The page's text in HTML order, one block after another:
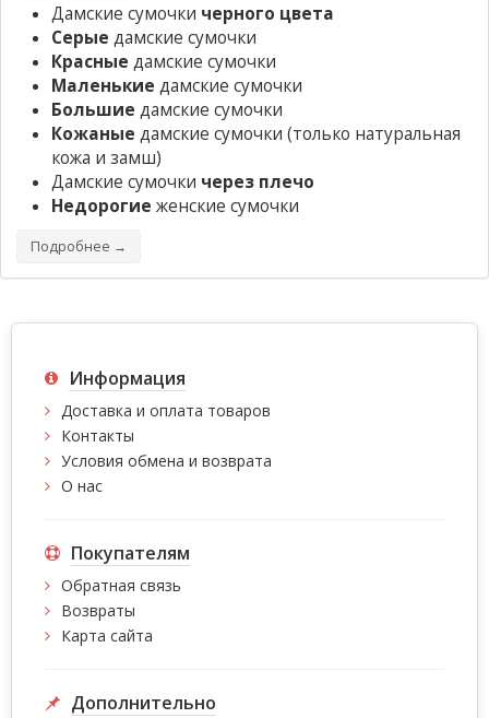
Дамские сумочки черного цвета
Серые дамские сумочки
Красные дамские сумочки
Маленькие дамские сумочки
Большие дамские сумочки
Кожаные дамские сумочки (только натуральная
кожа и замш)
Дамские сумочки через плечо
Недорогие женские сумочки
Подробнее →
Информация
Доставка и оплата товаров
Контакты
Условия обмена и возврата
О нас
Покупателям
Обратная связь
Возвраты
Карта сайта
Дополнительно